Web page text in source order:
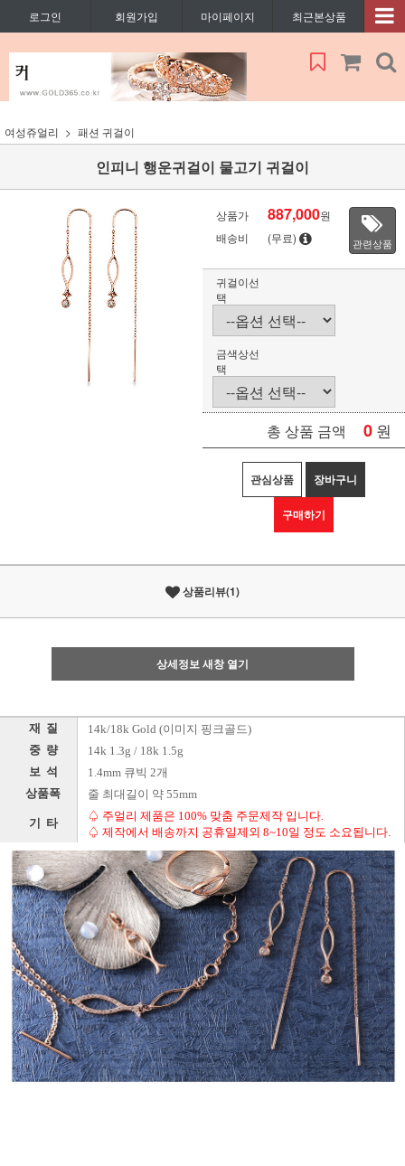
로그인 회원가입 마이페이지 최근본상품
여성쥬얼리 패션 귀걸이
인피니 행운귀걸이 물고기 귀걸이
상품가 887,000원
배송비
(무료) 관련상품
귀걸이선
택
금색상선
택
총 상품 금액 0 원
관심상품 장바구니
구매하기
상품리뷰(1)
상세정보 새창 열기
재 질 14k/18k Gold (이미지 핑크골드)
중 량 14k 1.3g / 18k 1.5g
보 석 1.4mm 큐빅 2개
상품폭 줄 최대길이 약 55mm
기 타
♤ 주얼리 제품은 100% 맞춤 주문제작 입니다.
♤ 제작에서 배송까지 공휴일제외 8~10일 정도 소요됩니다.